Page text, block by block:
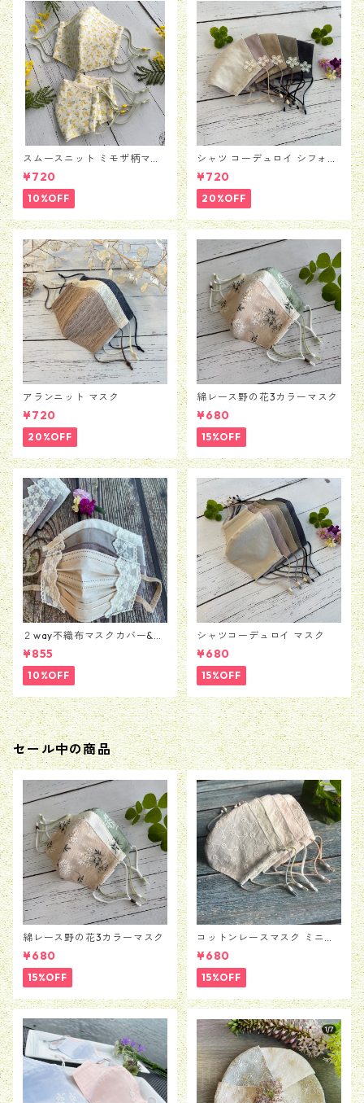
スムースニット ミモザ柄マス
ク
¥720
10%OFF
シャツ コーデュロイ シフォン
フラワー マスク
¥720
20%OFF
アランニット マスク
¥720
20%OFF
綿レース野の花3カラーマスク
¥680
15%OFF
２way不織布マスクカバー&マ
スク 綿チュールレース
¥855
10%OFF
シャツコーデュロイ マスク
¥680
15%OFF
セール中の商品
綿レース野の花3カラーマスク
¥680
15%OFF
コットンレースマスク ミニマ
ムフラワー柄
¥680
15%OFF